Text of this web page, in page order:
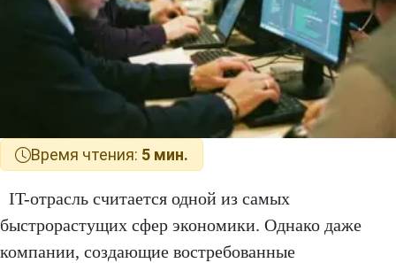
Время чтения: 5 мин.
IT-отрасль считается одной из самых
быстрорастущих сфер экономики. Однако даже
компании, создающие востребованные